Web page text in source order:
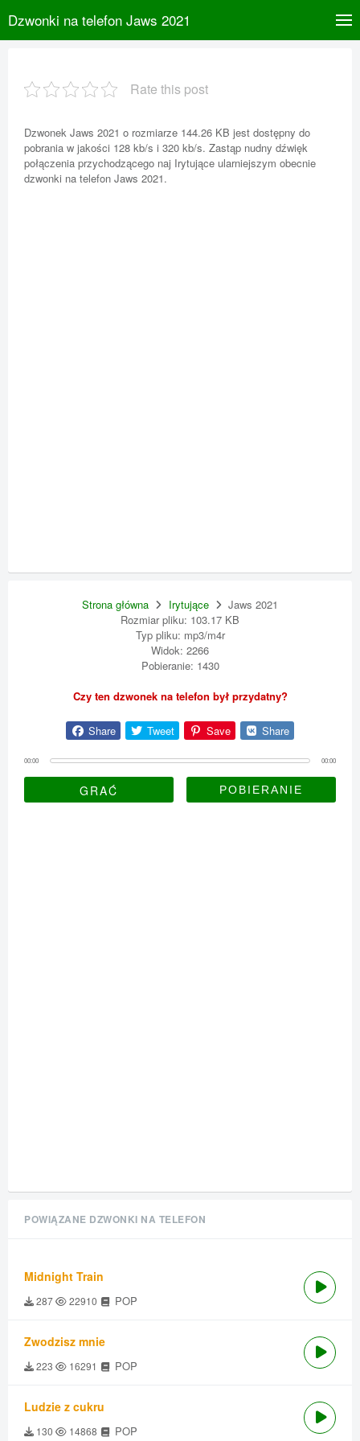
Dzwonki na telefon Jaws 2021
Rate this post
Dzwonek Jaws 2021 o rozmiarze 144.26 KB jest dostępny do
pobrania w jakości 128 kb/s i 320 kb/s. Zastąp nudny dźwięk
połączenia przychodzącego naj Irytujące ularniejszym obecnie
dzwonki na telefon Jaws 2021.
Strona główna Irytujące
Jaws 2021
Rozmiar pliku: 103.17 KB
Typ pliku: mp3/m4r
Widok: 2266
Pobieranie: 1430
Czy ten dzwonek na telefon był przydatny?
Share Tweet Save Share
00:00 00:00
GRAĆ
POWIĄZANE DZWONKI NA TELEFON
Midnight Train
287 22910 POP
Zwodzisz mnie
223 16291 POP
Ludzie z cukru
130 14868 POP